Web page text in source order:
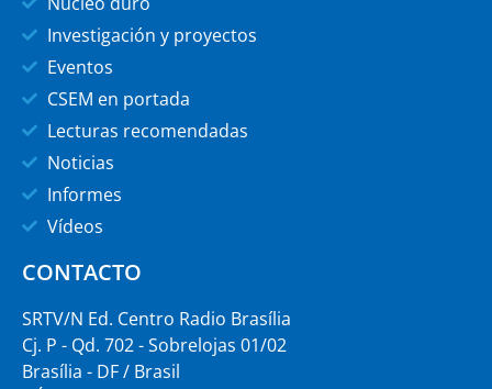
Investigación y proyectos
Eventos
CSEM en portada
Lecturas recomendadas
Noticias
Informes
Vídeos
CONTACTO
SRTV/N Ed. Centro Radio Brasília
Cj. P - Qd. 702 - Sobrelojas 01/02
Brasília - DF / Brasil